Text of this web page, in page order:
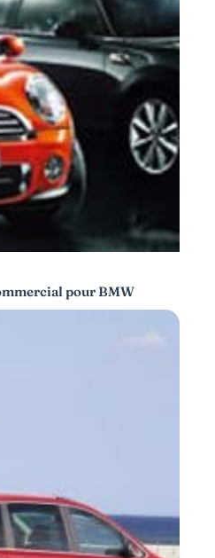
pour BMW